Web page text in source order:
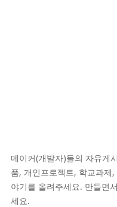
메이커(개발자)들의 자유게
품, 개인프로젝트, 학교과제
야기를 올려주세요. 만들면
세요.